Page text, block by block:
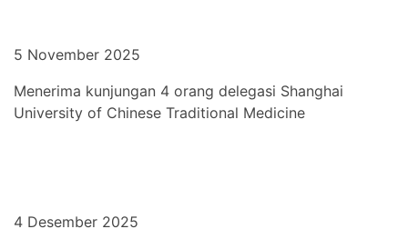
5 November 2025
Menerima kunjungan 4 orang delegasi Shanghai
University of Chinese Traditional Medicine
4 Desember 2025